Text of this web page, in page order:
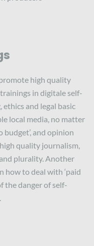
high quality
in digitale self-
ethics and legal basic
local media, no matter
budget’, and opinion
quality journalism,
plurality. Another
to deal with ‘paid
the danger of self-